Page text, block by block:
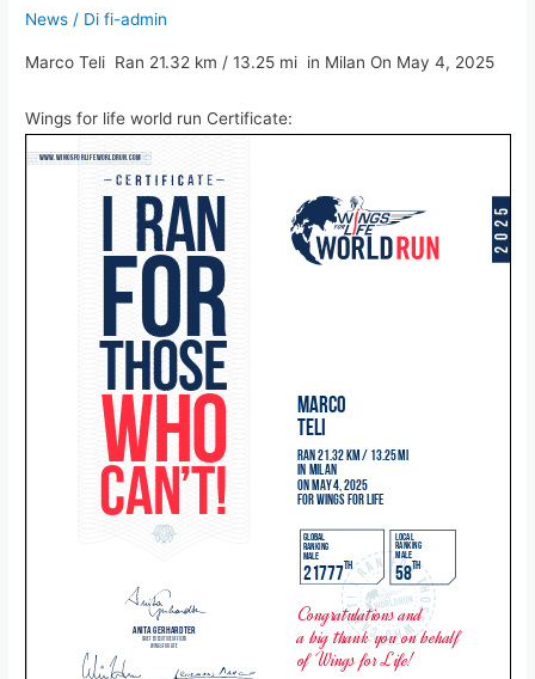
News / Difi-admin
Marco Teli Ran 21.32 km / 13.25 mi in Milan On May 4, 2025
Wings for life world run Certificate: